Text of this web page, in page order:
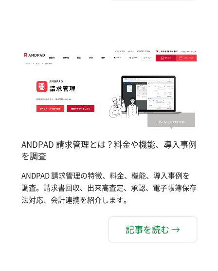
ANDPAD 請求管理とは？料金や機能、導入事例
を調査
ANDPAD 請求管理の特徴、料金、機能、導入事例を
調査。請求書回収、出来高査定、承認、電子帳簿保存
法対応、会計連携を紹介します。
記事を読む →